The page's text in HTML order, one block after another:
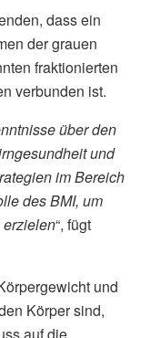
dass ein
der grauen
fraktionierten
verbunden ist.
über den
und
im Bereich
des BMI, um
“, fügt
und
Körper sind,
auf die